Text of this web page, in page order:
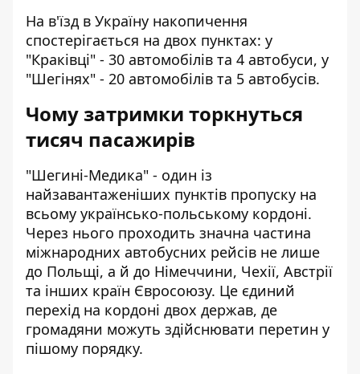
На в'їзд в Україну накопичення
спостерігається на двох пунктах: у
"Краківці" - 30 автомобілів та 4 автобуси, у
"Шегінях" - 20 автомобілів та 5 автобусів.
Чому затримки торкнуться
тисяч пасажирів
"Шегині-Медика" - один із
найзавантаженіших пунктів пропуску на
всьому українсько-польському кордоні.
Через нього проходить значна частина
міжнародних автобусних рейсів не лише
до Польщі, а й до Німеччини, Чехії, Австрії
та інших країн Євросоюзу. Це єдиний
перехід на кордоні двох держав, де
громадяни можуть здійснювати перетин у
пішому порядку.